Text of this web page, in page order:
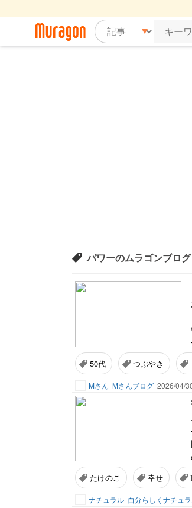
パワーのムラゴンブログ
50代 つぶやき
Mさん Mさんブログ 2026/04/
たけのこ 幸せ
ナチュラル 自分らしくナチュ